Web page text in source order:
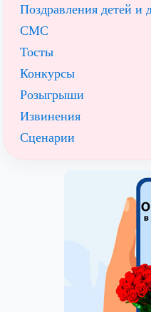
Поздравления детей и
СМС
Тосты
Конкурсы
Розыгрыши
Извинения
Сценарии